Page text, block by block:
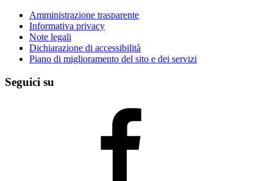
Amministrazione trasparente
Informativa privacy
Note legali
Dichiarazione di accessibilità
Piano di miglioramento del sito e dei servizi
Seguici su